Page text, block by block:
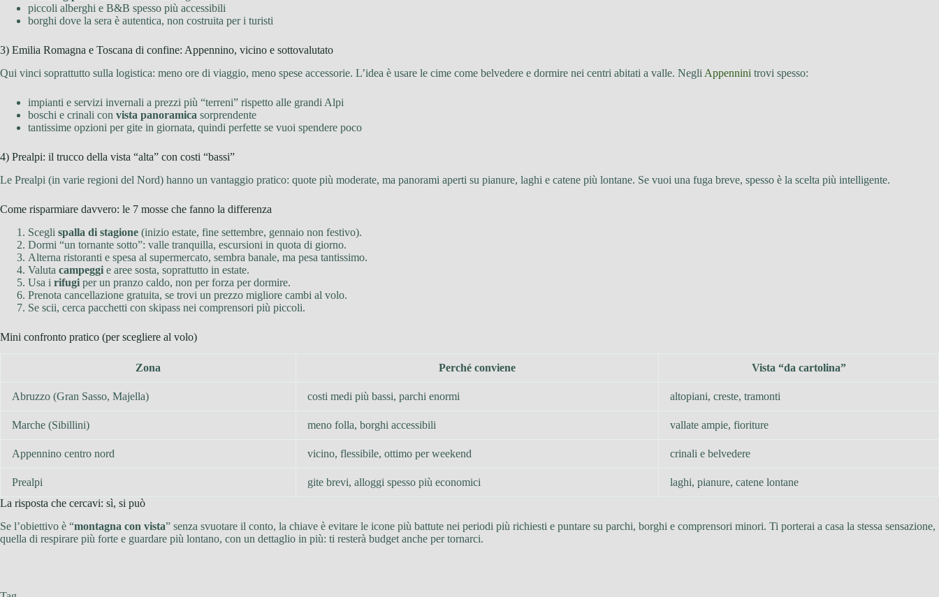
piccoli alberghi e B&B spesso più accessibili
borghi dove la sera è autentica, non costruita per i turisti
3) Emilia Romagna e Toscana di confine: Appennino, vicino e sottovalutato
Qui vinci soprattutto sulla logistica: meno ore di viaggio, meno spese accessorie. L’idea è usare le cime come belvedere e dormire nei centri abitati a valle. Negli Appennini trovi spesso:
impianti e servizi invernali a prezzi più “terreni” rispetto alle grandi Alpi
boschi e crinali con vista panoramica sorprendente
tantissime opzioni per gite in giornata, quindi perfette se vuoi spendere poco
4) Prealpi: il trucco della vista “alta” con costi “bassi”
Le Prealpi (in varie regioni del Nord) hanno un vantaggio pratico: quote più moderate, ma panorami aperti su pianure, laghi e catene più lontane. Se vuoi una fuga breve, spesso è la scelta più intelligente.
Come risparmiare davvero: le 7 mosse che fanno la differenza
Scegli spalla di stagione (inizio estate, fine settembre, gennaio non festivo).
Dormi “un tornante sotto”: valle tranquilla, escursioni in quota di giorno.
Alterna ristoranti e spesa al supermercato, sembra banale, ma pesa tantissimo.
Valuta campeggi e aree sosta, soprattutto in estate.
Usa i rifugi per un pranzo caldo, non per forza per dormire.
Prenota cancellazione gratuita, se trovi un prezzo migliore cambi al volo.
Se scii, cerca pacchetti con skipass nei comprensori più piccoli.
Mini confronto pratico (per scegliere al volo)
Zona Perché conviene Vista “da cartolina”
Abruzzo (Gran Sasso, Majella) costi medi più bassi, parchi enormi altopiani, creste, tramonti
Marche (Sibillini) meno folla, borghi accessibili vallate ampie, fioriture
Appennino centro nord vicino, flessibile, ottimo per weekend crinali e belvedere
Prealpi gite brevi, alloggi spesso più economici
laghi, pianure, catene lontane
La risposta che cercavi: sì, si può
Se l’obiettivo è “montagna con vista” senza svuotare il conto, la chiave è evitare le icone più battute nei periodi più richiesti e puntare su parchi, borghi e comprensori minori. Ti porterai a casa la stessa sensazione,
quella di respirare più forte e guardare più lontano, con un dettaglio in più: ti resterà budget anche per tornarci.